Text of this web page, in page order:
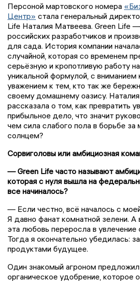
Персоной мартовского номера
Центр» стала генеральный
Life Наталия Матвеева. Green Life
российских разработчиков и
для сада. История компании
случайной, которая со временем
серьёзную и кропотливую работу
уникальной формулой, с вниманием
уважением к тем, кто так же
своему домашнему оазису.
рассказала о том, как превратить
прибыльное дело, что значит
чем сила слабого пола в борьбе
солнцем?
Сорвиголовы или амбициозная
— Green Life часто называют
которая с нуля вышла на
все начиналось?
— Если честно, всё началось с
Я давно фанат комнатной зелени.
эта любовь переросла в
Тогда я окончательно убедилась:
продуктами будущее.
Один знакомый агроном
органическое удобрение, которое